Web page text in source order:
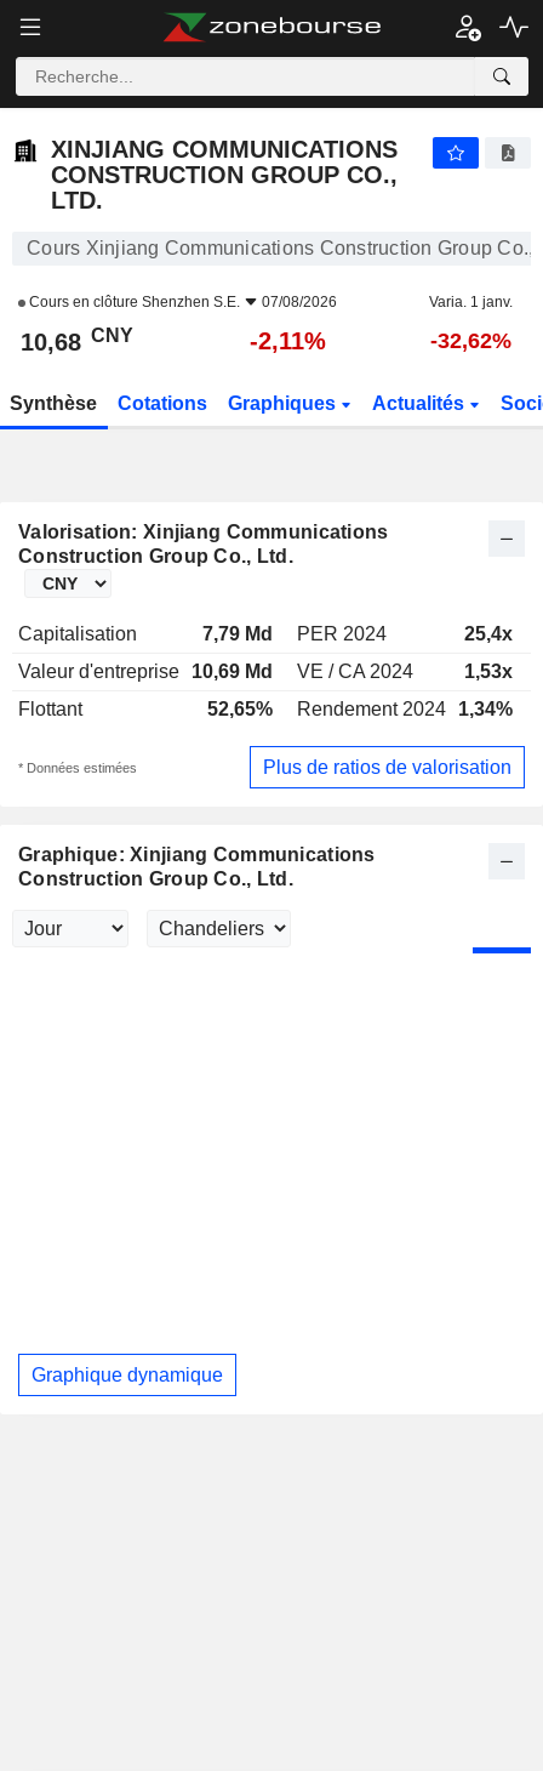
XINJIANG COMMUNICATIONS
CONSTRUCTION GROUP CO.,
LTD.
Cours Xinjiang Communications Construction Group Co.,
Cours en clôture Shenzhen S.E. 07/08/2026 Varia. 1 janv.
10,68 CNY -2,11% -32,62%
Synthèse Cotations Graphiques Actualités
Valorisation: Xinjiang Communications
Construction Group Co., Ltd.
Capitalisation 7,79 Md PER 2024 25,4x
Valeur d'entreprise
10,69 Md VE / CA 2024 1,53x
Flottant
52,65% Rendement 2024 1,34%
* Données estimées Plus de ratios de valorisation
Graphique: Xinjiang Communications
Construction Group Co., Ltd.
Graphique dynamique